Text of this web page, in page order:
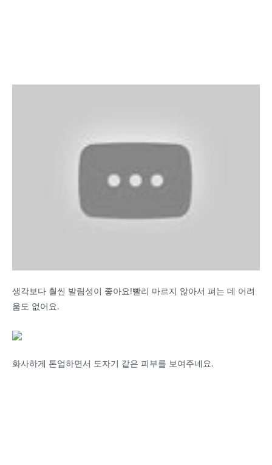
생각보다 훨씬 발림성이 좋아요!빨리 마르지 않아서 펴는 데 어려
움도 없어요.
화사하게 톤업하면서 도자기 같은 피부를 보여주네요.